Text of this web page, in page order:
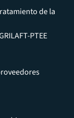
de la
PTEE